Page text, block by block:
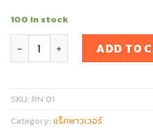
100 in stock
แร็คพวงมาลัย NISSANADD TO
SKU: RN 01
Category: แร็คพาวเวอร์